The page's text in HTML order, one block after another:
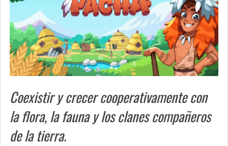
Coexistir y crecer cooperativamente con
la flora, la fauna y los clanes compañeros
de la tierra.